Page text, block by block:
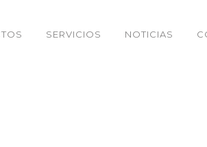
SERVICIOS NOTICIAS